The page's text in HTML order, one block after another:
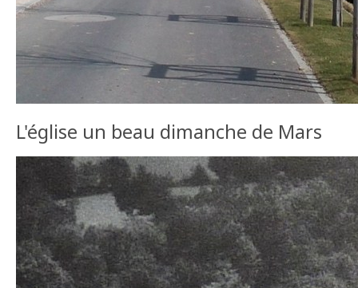
L'église un beau dimanche de Mars